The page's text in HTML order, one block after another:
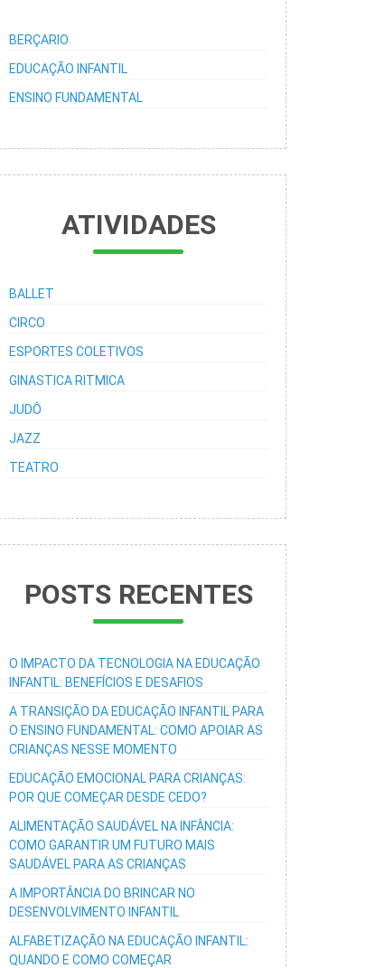
BERÇARIO
EDUCAÇÃO INFANTIL
ENSINO FUNDAMENTAL
ATIVIDADES
BALLET
CIRCO
ESPORTES COLETIVOS
GINASTICA RITMICA
JUDÔ
JAZZ
TEATRO
POSTS RECENTES
O IMPACTO DA TECNOLOGIA NA EDUCAÇÃO
INFANTIL: BENEFÍCIOS E DESAFIOS
A TRANSIÇÃO DA EDUCAÇÃO INFANTIL PARA
O ENSINO FUNDAMENTAL: COMO APOIAR AS
CRIANÇAS NESSE MOMENTO
EDUCAÇÃO EMOCIONAL PARA CRIANÇAS:
POR QUE COMEÇAR DESDE CEDO?
ALIMENTAÇÃO SAUDÁVEL NA INFÂNCIA:
COMO GARANTIR UM FUTURO MAIS
SAUDÁVEL PARA AS CRIANÇAS
A IMPORTÂNCIA DO BRINCAR NO
DESENVOLVIMENTO INFANTIL
ALFABETIZAÇÃO NA EDUCAÇÃO INFANTIL:
QUANDO E COMO COMEÇAR